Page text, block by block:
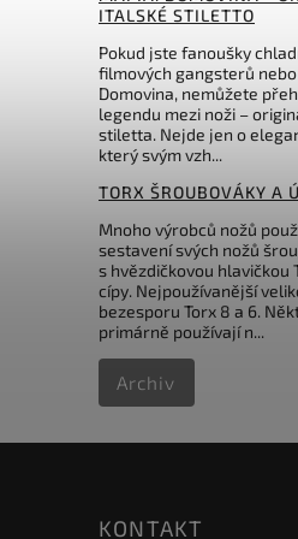
ITALSKÉ STILETTO
Pokud jste fanoušky
filmových gangsterů
Domovina, nemůžete
legendu mezi noži –
stiletta. Nejde jen o
který svým vzh...
TORX ŠROUBOVÁKY A
Mnoho výrobců nožů
sestavení svých nožů
s hvězdičkovou hlavičkou
cípy. Nejpoužívanější
bezesporu Torx 8 a 6.
primárně používají n...
Archiv
KONTAKT